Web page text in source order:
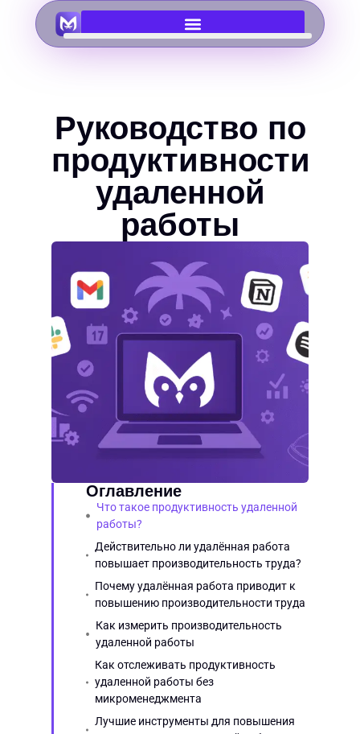
Руководство по
продуктивности
удаленной
работы
Оглавление
Что такое продуктивность удаленной
работы?
Действительно ли удалённая работа
повышает производительность труда?
Почему удалённая работа приводит к
повышению производительности труда
Как измерить производительность
удаленной работы
Как отслеживать продуктивность
удаленной работы без
микроменеджмента
Лучшие инструменты для повышения